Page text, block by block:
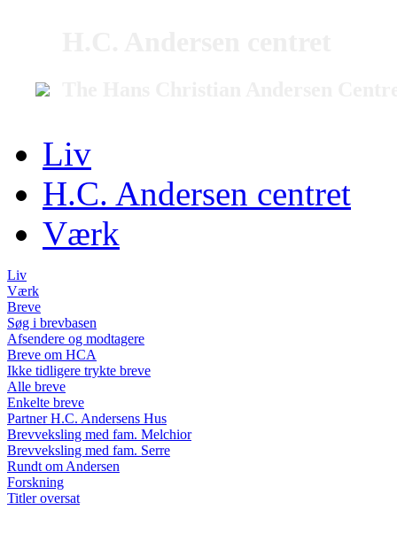
Liv
H.C. Andersen centret
Værk
Liv
Værk
Breve
Søg i brevbasen
Afsendere og modtagere
Breve om HCA
Ikke tidligere trykte breve
Alle breve
Enkelte breve
Partner H.C. Andersens Hus
Brevveksling med fam. Melchior
Brevveksling med fam. Serre
Rundt om Andersen
Forskning
Titler oversat